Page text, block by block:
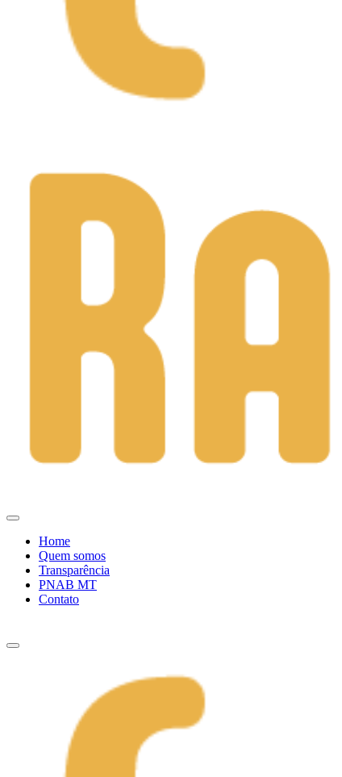
Home
Quem somos
Transparência
PNAB MT
Contato